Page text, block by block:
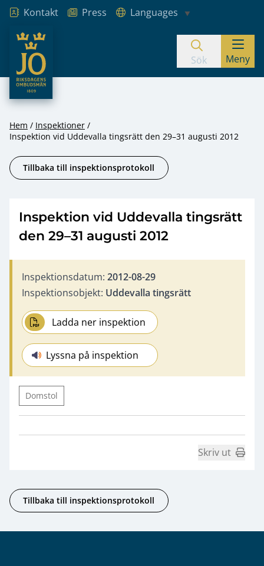
Hoppa till innehåll
Kontakt Press
Languages
JO – Riksdagens Ombudsmän
Sök Meny
Hem
Inspektioner
Inspektion vid Uddevalla tingsrätt den 29–31 augusti 2012
Tillbaka till inspektionsprotokoll
Inspektion vid Uddevalla tingsrätt
den 29–31 augusti 2012
Inspektionsdatum: 2012-08-29
Inspektionsobjekt: Uddevalla tingsrätt
Ladda ner inspektion
Lyssna på inspektion
Domstol
Skriv ut
Tillbaka till inspektionsprotokoll